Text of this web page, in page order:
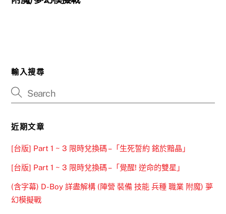
輸入搜尋
近期文章
[台版] Part 1 ~ 3 限時兌換碼 –「生死誓約 銘於黯晶」
[台版] Part 1 ~ 3 限時兌換碼 –「覺醒! 逆命的雙星」
(含字幕) D-Boy 詳盡解構 (陣營 裝備 技能 兵種 職業 附魔) 夢
幻模擬戰